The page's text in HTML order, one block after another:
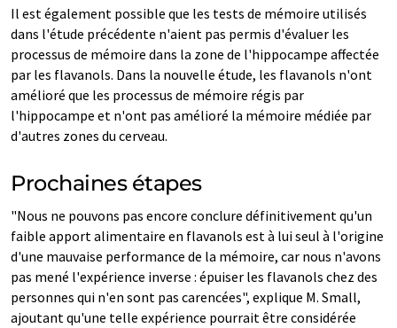
Il est également possible que les tests de mémoire utilisés
dans l'étude précédente n'aient pas permis d'évaluer les
processus de mémoire dans la zone de l'hippocampe affectée
par les flavanols. Dans la nouvelle étude, les flavanols n'ont
amélioré que les processus de mémoire régis par
l'hippocampe et n'ont pas amélioré la mémoire médiée par
d'autres zones du cerveau.
Prochaines étapes
"Nous ne pouvons pas encore conclure définitivement qu'un
faible apport alimentaire en flavanols est à lui seul à l'origine
d'une mauvaise performance de la mémoire, car nous n'avons
pas mené l'expérience inverse : épuiser les flavanols chez des
personnes qui n'en sont pas carencées", explique M. Small,
ajoutant qu'une telle expérience pourrait être considérée